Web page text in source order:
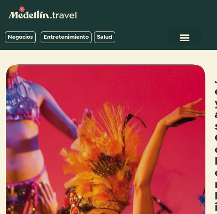
Negocios Entretenimiento Salud